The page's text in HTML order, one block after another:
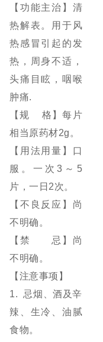
【功能主治】清
热解表。用于风
热感冒引起的发
热，周身不适，
头痛目眩，咽喉
肿痛.
【规 格】每片
相当原药材2g。
【用法用量】口
服。一次3～5
片，一日2次。
【不良反应】尚
不明确。
【禁 忌】尚
不明确。
【注意事项】
1. 忌烟、酒及辛
辣、生冷、油腻
食物。